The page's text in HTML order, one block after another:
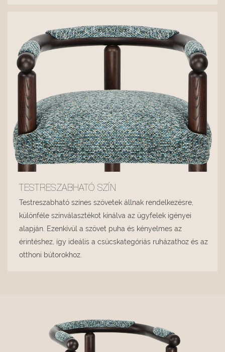
TESTRESZABHATÓ SZÍN
Testreszabható színes szövetek állnak rendelkezésre,
különféle színválasztékot kínálva az ügyfelek igényei
alapján. Ezenkívül a szövet puha és kényelmes az
érintéshez, így ideális a csúcskategóriás ruházathoz és az
otthoni bútorokhoz.